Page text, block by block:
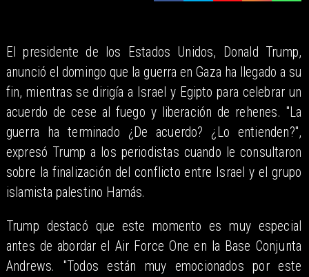
El presidente de los Estados Unidos, Donald Trump,
anunció el domingo que la guerra en Gaza ha llegado a su
fin, mientras se dirigía a Israel y Egipto para celebrar un
acuerdo de cese al fuego y liberación de rehenes. "La
guerra ha terminado ¿De acuerdo? ¿Lo entienden?",
expresó Trump a los periodistas cuando le consultaron
sobre la finalización del conflicto entre Israel y el grupo
islamista palestino Hamás.
Trump destacó que este momento es muy especial
antes de abordar el Air Force One en la Base Conjunta
Andrews. "Todos están muy emocionados por este